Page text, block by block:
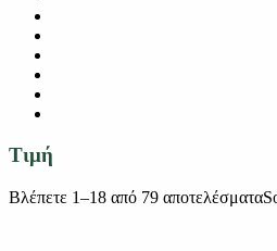
Τιμή
Βλέπετε 1–18 από 79 αποτελέσματα